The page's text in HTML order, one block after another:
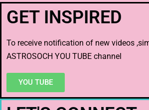
GET INSPIRED
To receive notification of new videos
ASTROSOCH YOU TUBE channel
YOU TUBE